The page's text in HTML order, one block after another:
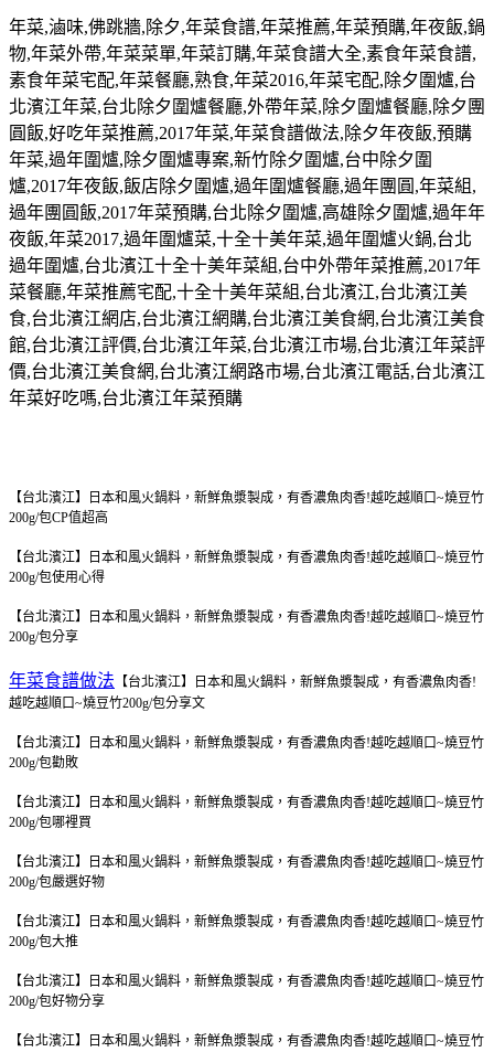
年菜,滷味,佛跳牆,除夕,年菜食譜,年菜推薦,年菜預購,年夜飯,鍋
物,年菜外帶,年菜菜單,年菜訂購,年菜食譜大全,素食年菜食譜,
素食年菜宅配,年菜餐廳,熟食,年菜2016,年菜宅配,除夕圍爐,台
北濱江年菜,台北除夕圍爐餐廳,外帶年菜,除夕圍爐餐廳,除夕團
圓飯,好吃年菜推薦,2017年菜,年菜食譜做法,除夕年夜飯,預購
年菜,過年圍爐,除夕圍爐專案,新竹除夕圍爐,台中除夕圍
爐,2017年夜飯,飯店除夕圍爐,過年圍爐餐廳,過年團圓 ,年菜組,
過年團圓飯,2017年菜預購,台北除夕圍爐,高雄除夕圍爐,過年年
夜飯,年菜2017,過年圍爐菜,十全十美年菜,過年圍爐火鍋,台北
過年圍爐,台北濱江十全十美年菜組,台中外帶年菜推薦,2017年
菜餐廳,年菜推薦宅配,十全十美年菜組,台北濱江,台北濱江美
食,台北濱江網店,台北濱江網購,台北濱江美食網,台北濱江美食
館,台北濱江評價,台北濱江年菜,台北濱江市場,台北濱江年菜評
價,台北濱江美食網,台北濱江網路市場,台北濱江電話,台北濱江
年菜好吃嗎,台北濱江年菜預購
【台北濱江】日本和風火鍋料，新鮮魚漿製成，有香濃魚肉香!越吃越順口~燒豆竹
200g/包CP值超高
【台北濱江】日本和風火鍋料，新鮮魚漿製成，有香濃魚肉香!越吃越順口~燒豆竹
200g/包使用心得
【台北濱江】日本和風火鍋料，新鮮魚漿製成，有香濃魚肉香!越吃越順口~燒豆竹
200g/包分享
年菜食譜做法 【台北濱江】日本和風火鍋料，新鮮魚漿製成，有香濃魚肉香!
越吃越順口~燒豆竹200g/包分享文
【台北濱江】日本和風火鍋料，新鮮魚漿製成，有香濃魚肉香!越吃越順口~燒豆竹
200g/包勸敗
【台北濱江】日本和風火鍋料，新鮮魚漿製成，有香濃魚肉香!越吃越順口~燒豆竹
200g/包哪裡買
【台北濱江】日本和風火鍋料，新鮮魚漿製成，有香濃魚肉香!越吃越順口~燒豆竹
200g/包嚴選好物
【台北濱江】日本和風火鍋料，新鮮魚漿製成，有香濃魚肉香!越吃越順口~燒豆竹
200g/包大推
【台北濱江】日本和風火鍋料，新鮮魚漿製成，有香濃魚肉香!越吃越順口~燒豆竹
200g/包好物分享
【台北濱江】日本和風火鍋料，新鮮魚漿製成，有香濃魚肉香!越吃越順口~燒豆竹